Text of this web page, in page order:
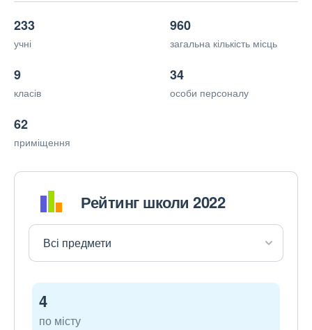
233
учні
960
загальна кількість місць
9
класів
34
особи персоналу
62
приміщення
Рейтинг школи 2022
4
по місту